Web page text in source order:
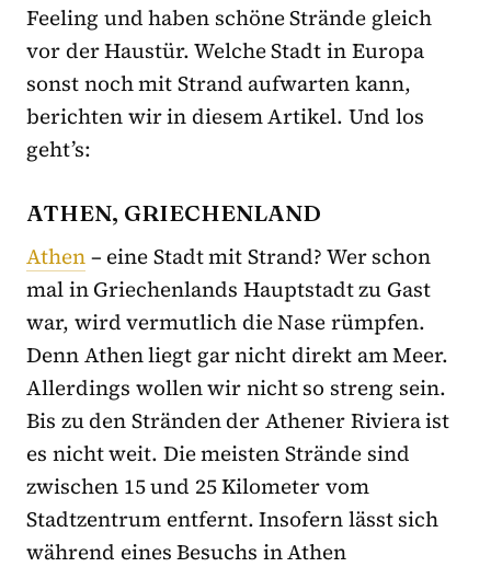
Feeling und haben schöne Strände gleich
vor der Haustür. Welche Stadt in Europa
sonst noch mit Strand aufwarten kann,
berichten wir in diesem Artikel. Und los
geht’s:
ATHEN, GRIECHENLAND
Athen– eine Stadt mit Strand? Wer schon
mal in Griechenlands Hauptstadt zu Gast
war, wird vermutlich die Nase rümpfen.
Denn Athen liegt gar nicht direkt am Meer.
Allerdings wollen wir nicht so streng sein.
Bis zu den Stränden der Athener Riviera ist
es nicht weit. Die meisten Strände sind
zwischen 15 und 25 Kilometer vom
Stadtzentrum entfernt. Insofern lässt sich
während eines Besuchs in Athen